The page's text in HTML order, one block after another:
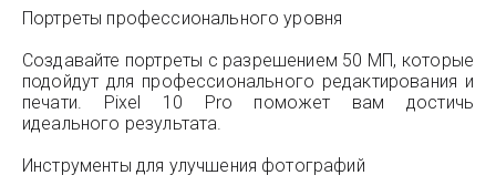
Портреты профессионального уровня
Создавайте портреты с разрешением 50 МП, которые
подойдут для профессионального редактирования и
печати. Pixel 10 Pro поможет вам достичь
идеального результата.
Инструменты для улучшения фотографий